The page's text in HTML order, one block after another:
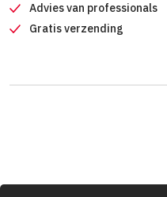
Advies van professionals
Gratis verzending